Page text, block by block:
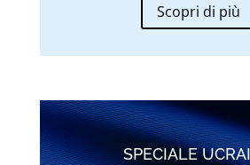
Scopri di più
SPECIALE